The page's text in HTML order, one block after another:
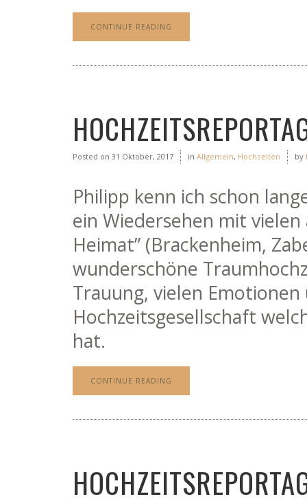
CONTINUE READING
Posted on 31 Oktober, 2017 in Allgemein, Hochzeiten by
Philipp kenn ich schon
ein Wiedersehen mit
Heimat” (Brackenheim,
wunderschöne
Trauung, vielen
Hochzeitsgesellschaft
hat.
CONTINUE READING